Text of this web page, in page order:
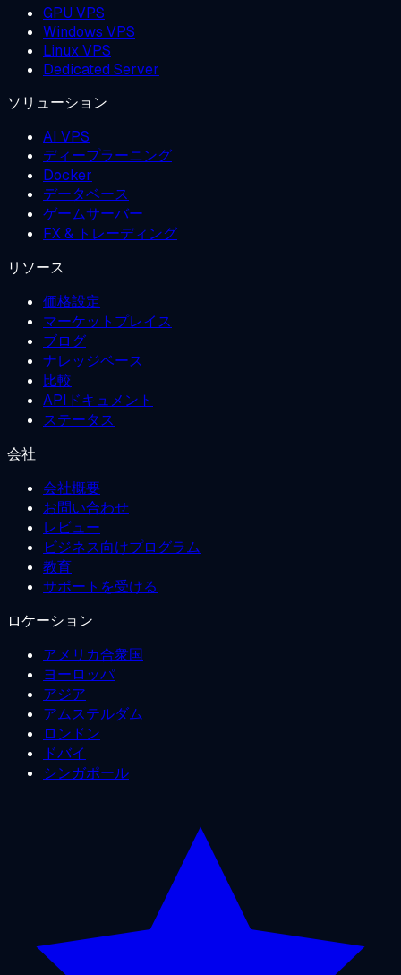
GPU VPS
Windows VPS
Linux VPS
Dedicated Server
ソリューション
AI VPS
ディープラーニング
Docker
データベース
ゲームサーバー
FX & トレーディング
リソース
価格設定
マーケットプレイス
ブログ
ナレッジベース
比較
APIドキュメント
ステータス
会社
会社概要
お問い合わせ
レビュー
ビジネス向けプログラム
教育
サポートを受ける
ロケーション
アメリカ合衆国
ヨーロッパ
アジア
アムステルダム
ロンドン
ドバイ
シンガポール